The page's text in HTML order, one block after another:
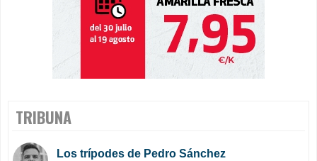
TRIBUNA
Los trípodes de Pedro Sánchez